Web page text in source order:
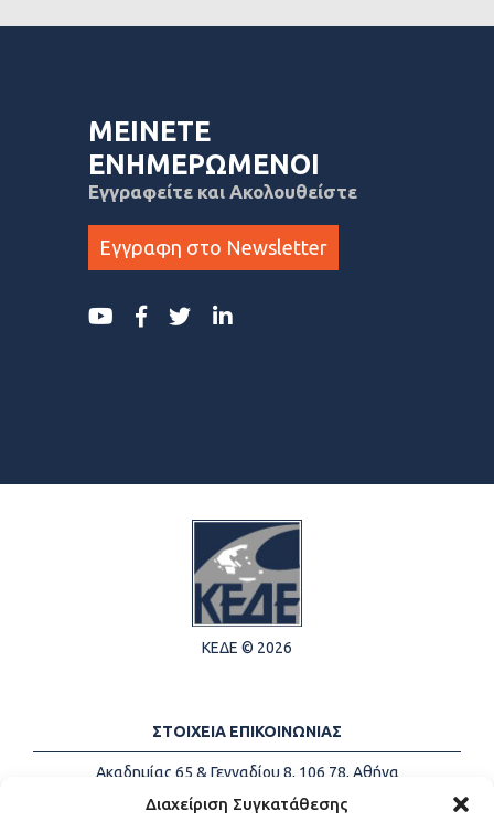
Διαχείριση Συγκατάθεσης
ΜΕΙΝΕΤΕ
ΕΝΗΜΕΡΩΜΕΝΟΙ
Εγγραφείτε και Ακολουθείστε
Εγγραφη στο Newsletter
ΚΕΔΕ © 2026
ΣΤΟΙΧΕΙΑ ΕΠΙΚΟΙΝΩΝΙΑΣ
Ακαδημίας 65 & Γενναδίου 8, 106 78, Αθήνα
Τηλέφωνα:
+30 213-2147500